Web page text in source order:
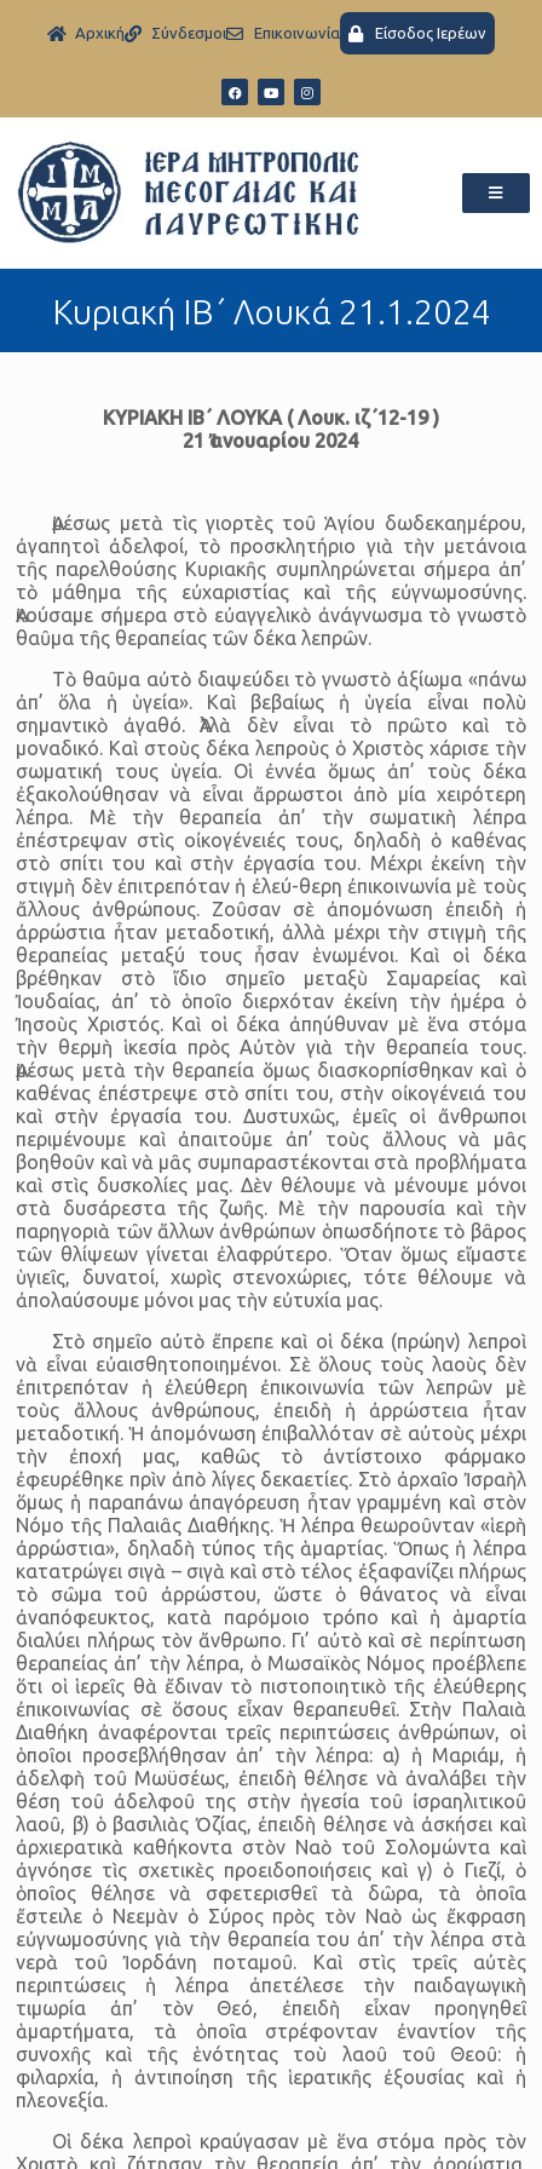
Aρχική Σύνδεσμοι Eπικοινωνία Είσοδος Ιερέων
Kυριακή ΙΒ΄ Λουκά 21.1.2024
ΚΥΡΙΑΚΗ ΙΒ΄ ΛΟΥΚΑ ( Λουκ. ιζ΄12-19 )
21 Ἰανουαρίου 2024
Ἀμέσως μετὰ τὶς γιορτὲς τοῦ Ἁγίου δωδεκαημέρου,
ἀγαπητοὶ ἀδελφοί, τὸ προσκλητήριο γιὰ τὴν μετάνοια
τῆς παρελθούσης Κυριακῆς συμπληρώνεται σήμερα ἀπ’
τὸ μάθημα τῆς εὐχαριστίας καὶ τῆς εὐγνωμοσύνης.
Ἀκούσαμε σήμερα στὸ εὐαγγελικὸ ἀνάγνωσμα τὸ γνωστὸ
θαῦμα τῆς θεραπείας τῶν δέκα λεπρῶν.
Τὸ θαῦμα αὐτὸ διαψεύδει τὸ γνωστὸ ἀξίωμα «πάνω
ἀπ’ ὅλα ἡ ὑγεία». Καὶ βεβαίως ἡ ὑγεία εἶναι πολὺ
σημαντικὸ ἀγαθό. Ἀλλὰ δὲν εἶναι τὸ πρῶτο καὶ τὸ
μοναδικό. Καὶ στοὺς δέκα λεπροὺς ὁ Χριστὸς χάρισε τὴν
σωματική τους ὑγεία. Οἱ ἐννέα ὅμως ἀπ’ τοὺς δέκα
ἐξακολούθησαν νὰ εἶναι ἄρρωστοι ἀπὸ μία χειρότερη
λέπρα. Μὲ τὴν θεραπεία ἀπ’ τὴν σωματικὴ λέπρα
ἐπέστρεψαν στὶς οἰκογένειές τους, δηλαδὴ ὁ καθένας
στὸ σπίτι του καὶ στὴν ἐργασία του. Μέχρι ἐκείνη τὴν
στιγμὴ δὲν ἐπιτρεπόταν ἡ ἐλεύ-θερη ἐπικοινωνία μὲ τοὺς
ἄλλους ἀνθρώπους. Ζοῦσαν σὲ ἀπομόνωση ἐπειδὴ ἡ
ἀρρώστια ἦταν μεταδοτική, ἀλλὰ μέχρι τὴν στιγμὴ τῆς
θεραπείας μεταξύ τους ἦσαν ἑνωμένοι. Καὶ οἱ δέκα
βρέθηκαν στὸ ἴδιο σημεῖο μεταξὺ Σαμαρείας καὶ
Ἰουδαίας, ἀπ’ τὸ ὁποῖο διερχόταν ἐκείνη τὴν ἡμέρα ὁ
Ἰησοὺς Χριστός. Καὶ οἱ δέκα ἀπηύθυναν μὲ ἕνα στόμα
τὴν θερμὴ ἱκεσία πρὸς Αὐτὸν γιὰ τὴν θεραπεία τους.
Ἀμέσως μετὰ τὴν θεραπεία ὅμως διασκορπίσθηκαν καὶ ὁ
καθένας ἐπέστρεψε στὸ σπίτι του, στὴν οἰκογένειά του
καὶ στὴν ἐργασία του. Δυστυχῶς, ἐμεῖς οἱ ἄνθρωποι
περιμένουμε καὶ ἀπαιτοῦμε ἀπ’ τοὺς ἄλλους νὰ μᾶς
βοηθοῦν καὶ νὰ μᾶς συμπαραστέκονται στὰ προβλήματα
καὶ στὶς δυσκολίες μας. Δὲν θέλουμε νὰ μένουμε μόνοι
στὰ δυσάρεστα τῆς ζωῆς. Μὲ τὴν παρουσία καὶ τὴν
παρηγοριὰ τῶν ἄλλων ἀνθρώπων ὁπωσδήποτε τὸ βᾶρος
τῶν θλίψεων γίνεται ἐλαφρύτερο. Ὅταν ὅμως εἴμαστε
ὑγιεῖς, δυνατοί, χωρὶς στενοχώριες, τότε θέλουμε νὰ
ἀπολαύσουμε μόνοι μας τὴν εὐτυχία μας.
Στὸ σημεῖο αὐτὸ ἔπρεπε καὶ οἱ δέκα (πρώην) λεπροὶ
νὰ εἶναι εὐαισθητοποιημένοι. Σὲ ὅλους τοὺς λαοὺς δὲν
ἐπιτρεπόταν ἡ ἐλεύθερη ἐπικοινωνία τῶν λεπρῶν μὲ
τοὺς ἄλλους ἀνθρώπους, ἐπειδὴ ἡ ἀρρώστεια ἦταν
μεταδοτική. Ἡ ἀπομόνωση ἐπιβαλλόταν σὲ αὐτοὺς μέχρι
τὴν ἐποχή μας, καθῶς τὸ ἀντίστοιχο φάρμακο
ἐφευρέθηκε πρὶν ἀπὸ λίγες δεκαετίες. Στὸ ἀρχαῖο Ἰσραὴλ
ὅμως ἡ παραπάνω ἀπαγόρευση ἦταν γραμμένη καὶ στὸν
Νόμο τῆς Παλαιᾶς Διαθήκης. Ἡ λέπρα θεωροῦνταν «ἱερὴ
ἀρρώστια», δηλαδὴ τύπος τῆς ἁμαρτίας. Ὅπως ἡ λέπρα
κατατρώγει σιγὰ – σιγὰ καὶ στὸ τέλος ἐξαφανίζει πλήρως
τὸ σῶμα τοῦ ἀρρώστου, ὥστε ὁ θάνατος νὰ εἶναι
ἀναπόφευκτος, κατὰ παρόμοιο τρόπο καὶ ἡ ἁμαρτία
διαλύει πλήρως τὸν ἄνθρωπο. Γι’ αὐτὸ καὶ σὲ περίπτωση
θεραπείας ἀπ’ τὴν λέπρα, ὁ Μωσαϊκὸς Νόμος προέβλεπε
ὅτι οἱ ἱερεῖς θὰ ἔδιναν τὸ πιστοποιητικὸ τῆς ἐλεύθερης
ἐπικοινωνίας σὲ ὅσους εἶχαν θεραπευθεῖ. Στὴν Παλαιὰ
Διαθήκη ἀναφέρονται τρεῖς περιπτώσεις ἀνθρώπων, οἱ
ὁποῖοι προσεβλήθησαν ἀπ’ τὴν λέπρα: α) ἡ Μαριάμ, ἡ
ἀδελφὴ τοῦ Μωϋσέως, ἐπειδὴ θέλησε νὰ ἀναλάβει τὴν
θέση τοῦ ἀδελφοῦ της στὴν ἡγεσία τοῦ ἰσραηλιτικοῦ
λαοῦ, β) ὁ βασιλιὰς Ὀζίας, ἐπειδὴ θέλησε νὰ ἀσκήσει καὶ
ἀρχιερατικὰ καθήκοντα στὸν Ναὸ τοῦ Σολομώντα καὶ
ἀγνόησε τὶς σχετικὲς προειδοποιήσεις καὶ γ) ὁ Γιεζί, ὁ
ὁποῖος θέλησε νὰ σφετερισθεῖ τὰ δῶρα, τὰ ὁποῖα
ἔστειλε ὁ Νεεμὰν ὁ Σύρος πρὸς τὸν Ναὸ ὡς ἔκφραση
εὐγνωμοσύνης γιὰ τὴν θεραπεία του ἀπ’ τὴν λέπρα στὰ
νερὰ τοῦ Ἰορδάνη ποταμοῦ. Καὶ στὶς τρεῖς αὐτὲς
περιπτώσεις ἡ λέπρα ἀπετέλεσε τὴν παιδαγωγικὴ
τιμωρία ἀπ’ τὸν Θεό, ἐπειδὴ εἶχαν προηγηθεῖ
ἁμαρτήματα, τὰ ὁποῖα στρέφονταν ἐναντίον τῆς
συνοχῆς καὶ τῆς ἑνότητας τοὺ λαοῦ τοῦ Θεοῦ: ἡ
φιλαρχία, ἡ ἀντιποίηση τῆς ἱερατικῆς ἐξουσίας καὶ ἡ
πλεονεξία.
Οἱ δέκα λεπροὶ κραύγασαν μὲ ἕνα στόμα πρὸς τὸν
Χριστὸ καὶ ζήτησαν τὴν θεραπεία ἀπ’ τὴν ἀρρώστια.